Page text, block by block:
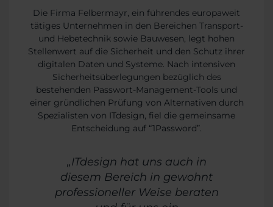
Die Firma Felbermayr, ein führendes europaweit
tätiges Unternehmen in den Bereichen Transport-
und Hebetechnik sowie Bauwesen, legt hohen
Stellenwert auf die Sicherheit und den Schutz ihrer
digitalen Daten und Systeme. Nach intensiven
Sicherheitsüberlegungen bezüglich des
bestehenden Passwort-Management-Tools und
einer gründlichen Prüfung von Alternativen durch
Spezialisten von ITdesign, fiel die gemeinsame
Entscheidung auf “1Password”.
„ITdesign hat uns auch in
diesem Bereich in gewohnt
professioneller Weise beraten